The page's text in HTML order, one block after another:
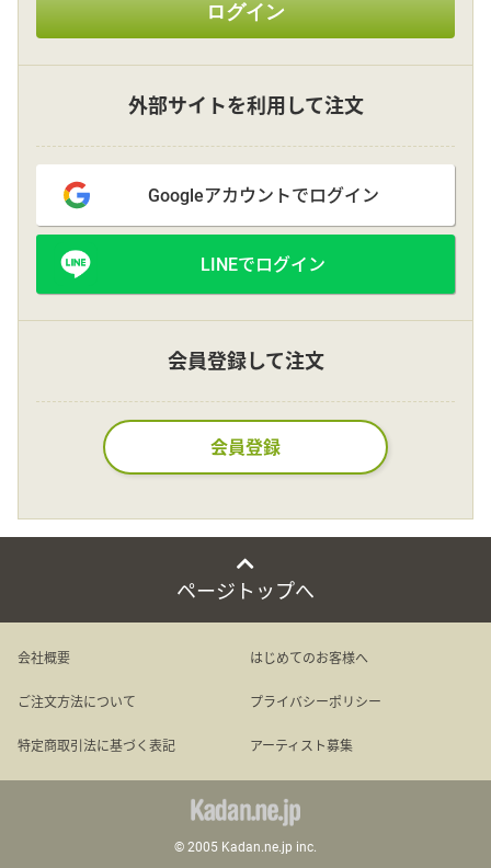
花言葉辞典
初めてのお客様
プライバシーポリシー
facebook
Language
日本語
English
ログイン
外部サイトを利用して注文
Googleアカウントでログイン
LINEでログイン
会員登録して注文
会員登録
ページトップへ
会社概要 はじめてのお客様へ
ご注文方法について プライバシーポリシー
特定商取引法に基づく表記 アーティスト募集
© 2005 Kadan.ne.jp inc.